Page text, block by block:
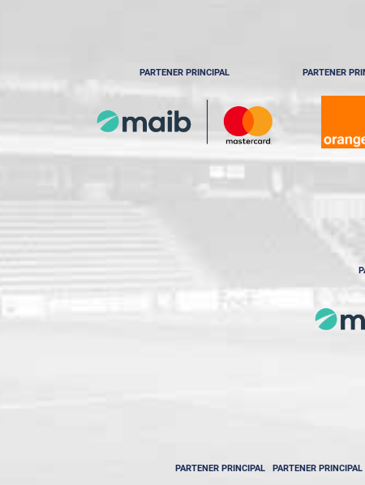
PARTENER PRINCIPAL PARTENER
PARTENER PRINCIPAL PARTENER PRINCIPAL